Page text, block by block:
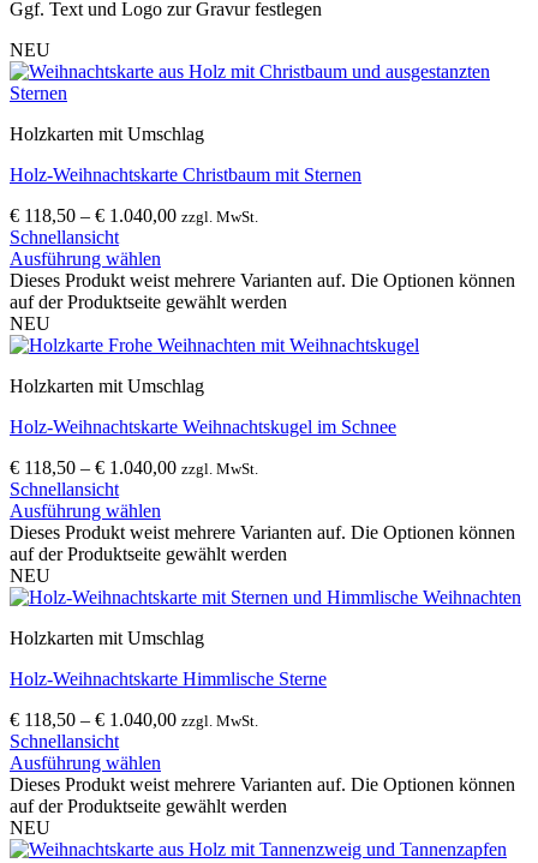
Ggf. Text und Logo zur Gravur festlegen
NEU
Holzkarten mit Umschlag
Holz-Weihnachtskarte Christbaum mit Sternen
€ 118,50 – € 1.040,00 zzgl. MwSt.
Schnellansicht
Ausführung wählen
Dieses Produkt weist mehrere Varianten auf. Die Optionen können
auf der Produktseite gewählt werden
NEU
Holzkarten mit Umschlag
Holz-Weihnachtskarte Weihnachtskugel im Schnee
€ 118,50 – € 1.040,00 zzgl. MwSt.
Schnellansicht
Ausführung wählen
Dieses Produkt weist mehrere Varianten auf. Die Optionen können
auf der Produktseite gewählt werden
NEU
Holzkarten mit Umschlag
Holz-Weihnachtskarte Himmlische Sterne
€ 118,50 – € 1.040,00 zzgl. MwSt.
Schnellansicht
Ausführung wählen
Dieses Produkt weist mehrere Varianten auf. Die Optionen können
auf der Produktseite gewählt werden
NEU